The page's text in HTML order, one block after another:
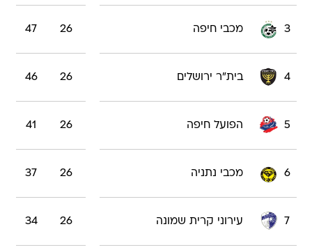
3 מכבי חיפה 26
47
4 בית"ר ירושלים 26
46
5 הפועל חיפה 26
41
6 מכבי נתניה 26
37
7 עירוני קרית שמונה 26
34